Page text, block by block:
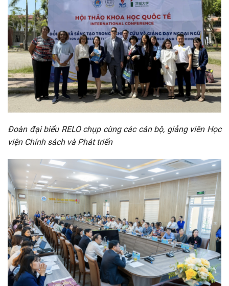
Đoàn đại biểu RELO chụp cùng các cán bộ, giảng viên Học
viện Chính sách và Phát triển